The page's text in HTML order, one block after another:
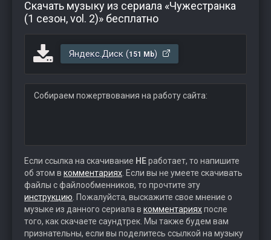
Скачать музыку из сериала «Чужестранка
(1 сезон, vol. 2)» бесплатно
Яндекс.Диск (151 Mb)
Собираем пожертвования на работу сайта:
Если ссылка на скачивание НЕработает, то напишите
об этом в комментариях . Если вы не умеете скачивать
файлы с файлообменников, то прочтите эту
инструкцию . Пожалуйста, выскажите свое мнение о
музыке из данного сериала в комментарияхпосле
того, как скачаете саундтрек. Мы также будем вам
признательны, если вы поделитесь ссылкой на музыку